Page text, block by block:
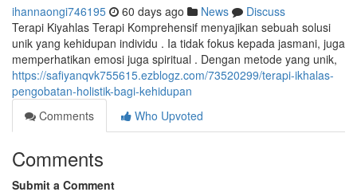
ihannaongi746195 60 days ago News
Discuss
Terapi Kiyahlas Terapi Komprehensif menyajikan sebuah solusi
unik yang kehidupan individu . Ia tidak fokus kepada jasmani, juga
memperhatikan emosi juga spiritual . Dengan metode yang unik,
https://safiyanqvk755615.ezblogz.com/73520299/terapi-ikhalas-
pengobatan-holistik-bagi-kehidupan
Comments
Who Upvoted
Comments
Submit a Comment